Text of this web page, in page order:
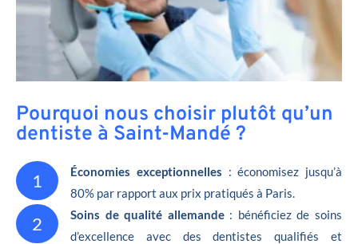
Pourquoi nous choisir plutôt qu’un
dentiste à Saint-Mandé ?
1 Économies exceptionnelles : économisez jusqu’à
80% par rapport aux prix pratiqués à Paris.
2 Soins de qualité allemande: bénéficiez de soins
d’excellence avec des dentistes qualifiés et